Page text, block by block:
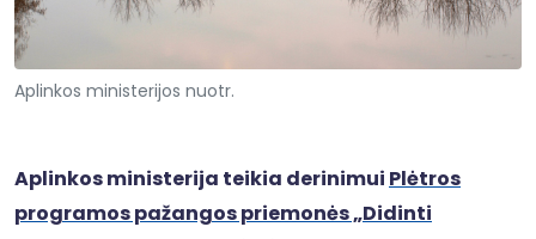
Aplinkos ministerijos nuotr.
Aplinkos ministerija teikia derinimui Plėtros
programos pažangos priemonės „Didinti